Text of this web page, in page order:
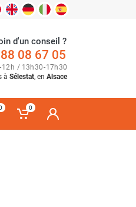
d'un conseil ?
08 67 05
-12h / 13h30-17h30
à Sélestat, en Alsace
0